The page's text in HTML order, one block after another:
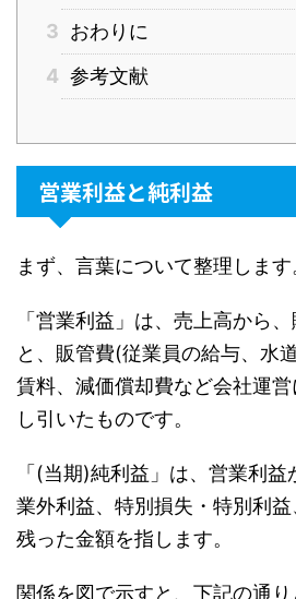
3 おわりに
4 参考文献
営業利益と純利益
まず、言葉について整理します
「営業利益」は、売上高から
と、販管費(従業員の給与、水
賃料、減価償却費など会社運
し引いたものです。
「(当期)純利益」は、営業利
業外利益、特別損失・特別利益
残った金額を指します。
関係を図で示すと、下記の通り